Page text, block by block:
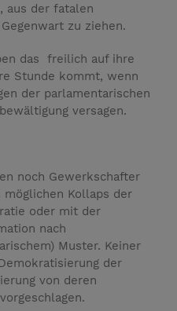
aus der fatalen
zu ziehen.
das freilich auf ihre
Stunde kommt, wenn
der parlamentarischen
versagen.
noch Gewerkschafter
Kollaps der
oder mit der
nach
Muster. Keiner
der
von deren